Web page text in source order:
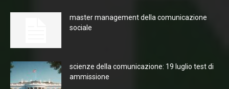
master management della comunicazione
sociale
scienze della comunicazione: 19 luglio test di
ammissione